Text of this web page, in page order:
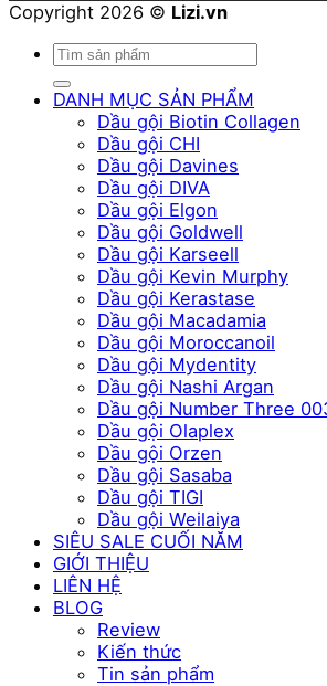
Copyright 2026 © Lizi.vn
Tìm
kiếm:
DANH MỤC SẢN PHẨM
Dầu gội Biotin Collagen
Dầu gội CHI
Dầu gội Davines
Dầu gội DIVA
Dầu gội Elgon
Dầu gội Goldwell
Dầu gội Karseell
Dầu gội Kevin Murphy
Dầu gội Kerastase
Dầu gội Macadamia
Dầu gội Moroccanoil
Dầu gội Mydentity
Dầu gội Nashi Argan
Dầu gội Number Three
Dầu gội Olaplex
Dầu gội Orzen
Dầu gội Sasaba
Dầu gội TIGI
Dầu gội Weilaiya
SIÊU SALE CUỐI NĂM
GIỚI THIỆU
LIÊN HỆ
BLOG
Review
Kiến thức
Tin sản phẩm